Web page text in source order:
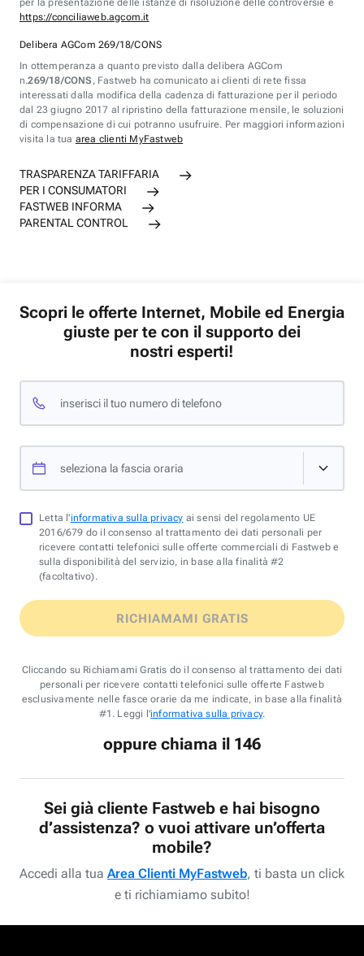
per la presentazione delle istanze di risoluzione delle controversie è
https://conciliaweb.agcom.it
Delibera AGCom 269/18/CONS
In ottemperanza a quanto previsto dalla delibera AGCom
n.269/18/CONS , Fastweb ha comunicato ai clienti di rete fissa
interessati dalla modifica della cadenza di fatturazione per il periodo
dal 23 giugno 2017 al ripristino della fatturazione mensile, le soluzioni
di compensazione di cui potranno usufruire. Per maggiori informazioni
visita la tua area clienti MyFastweb
TRASPARENZA TARIFFARIA
PER I CONSUMATORI
FASTWEB INFORMA
PARENTAL CONTROL
Scopri le offerte Internet, Mobile ed Energia
giuste per te con il supporto dei
nostri esperti!
inserisci il tuo numero di telefono
seleziona la fascia oraria
Letta l'informativa sulla privacy ai sensi del regolamento UE
2016/679 do il consenso al trattamento dei dati personali per
ricevere contatti telefonici sulle offerte commerciali di Fastweb e
sulla disponibilità del servizio, in base alla finalità #2
(facoltativo).
RICHIAMAMI GRATIS
Cliccando su Richiamami Gratis do il consenso al trattamento dei dati
personali per ricevere contatti telefonici sulle offerte Fastweb
esclusivamente nelle fasce orarie da me indicate, in base alla finalità
#1. Leggi l'informativa sulla privacy.
oppure chiama il 146
Sei già cliente Fastweb e hai bisogno
d’assistenza? o vuoi attivare un’offerta
mobile?
Accedi alla tua Area Clienti MyFastweb, ti basta un click
e ti richiamiamo subito!